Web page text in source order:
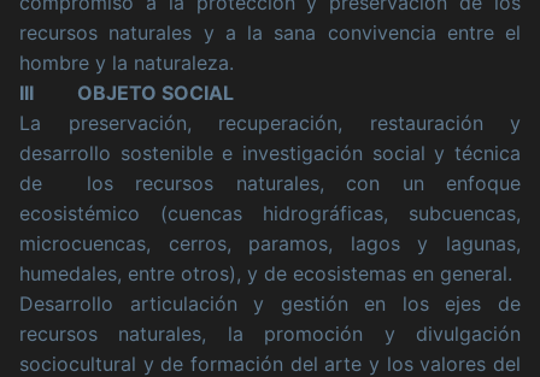
recursos naturales y a la sana convivencia entre el
hombre y la naturaleza.
III OBJETO SOCIAL
La preservación, recuperación, restauración y
desarrollo sostenible e investigación social y técnica
de los recursos naturales, con un enfoque
ecosistémico (cuencas hidrográficas, subcuencas,
microcuencas, cerros, paramos, lagos y lagunas,
humedales, entre otros), y de ecosistemas en general.
Desarrollo articulación y gestión en los ejes de
recursos naturales, la promoción y divulgación
sociocultural y de formación del arte y los valores del